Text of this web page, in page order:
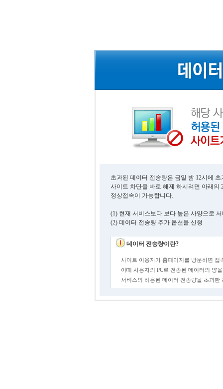
초과된 데이터 전송량은 금일 밤 12시에
사이트 차단을 바로 해제 하시려면 아래의
정상접속이 가능합니다.
(1) 현재 서비스보다 보다 높은 사양으로
(2) 데이터 전송량 추가 옵션을 신청
데이터 전송량이란?
사이트 이용자가 홈페이지를 방문하면 접
이때 사용자의 PC로 전송된 데이터의 양
서비스의 허용된 데이터 전송량을 초과